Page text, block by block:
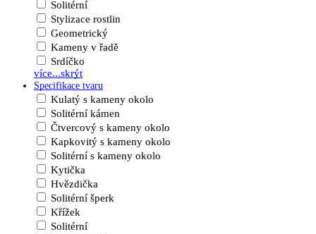
Solitérní
Stylizace rostlin
Geometrický
Kameny v řadě
Srdíčko
více...skrýt
Specifikace tvaru
Kulatý s kameny okolo
Solitérní kámen
Čtvercový s kameny okolo
Kapkovitý s kameny okolo
Solitérní s kameny okolo
Kytička
Hvězdička
Solitérní šperk
Křížek
Solitérní